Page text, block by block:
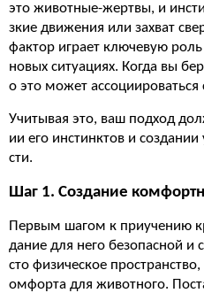
это животные-жертвы, и
зкие движения или захват
фактор играет ключевую
новых ситуациях. Когда вы
о это может
Учитывая это, ваш подход
ии его инстинктов и
сти.
Шаг 1. Создание
Первым шагом к приучению
дание для него безопасной и
сто физическое
омфорта для животного.